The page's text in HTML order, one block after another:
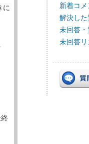
に
新着コメ
解決した
未回答・
未回答リ